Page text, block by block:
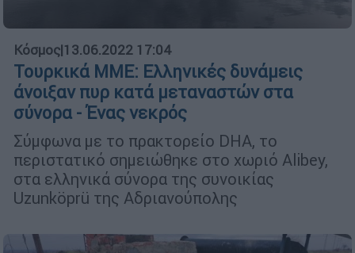
Κόσμος|13.06.2022 17:04
Τουρκικά ΜΜΕ: Ελληνικές δυνάμεις
άνοιξαν πυρ κατά μεταναστών στα
σύνορα - Ένας νεκρός
Σύμφωνα με το πρακτορείο DHA, το
περιστατικό σημειώθηκε στο χωριό Alibey,
στα ελληνικά σύνορα της συνοικίας
Uzunköprü της Αδριανούπολης